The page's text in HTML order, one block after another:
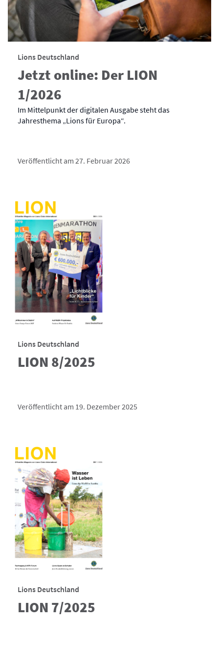
Lions Deutschland
Jetzt online: Der LION
1/2026
Im Mittelpunkt der digitalen Ausgabe steht das
Jahresthema „Lions für Europa“.
Veröffentlicht am 27. Februar 2026
Lions Deutschland
LION 8/2025
Veröffentlicht am 19. Dezember 2025
Lions Deutschland
LION 7/2025